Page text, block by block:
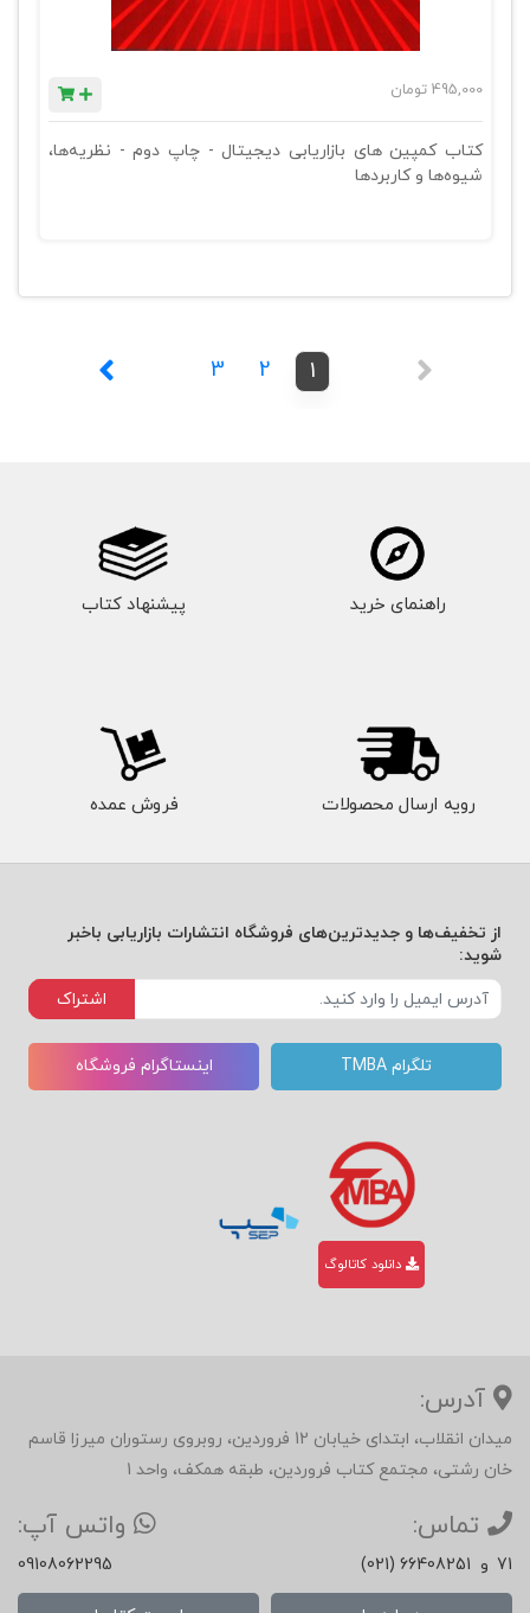
495,000 تومان
کتاب کمپین های بازاریابی دیجیتال - چاپ دوم - نظریه‌ها،
شیوه‌ها و کاربردها
1
2
3
راهنمای خرید پیشنهاد کتاب
رویه ارسال محصولات فروش عمده
از تخفیف‌ها و جدیدترین‌های فروشگاه انتشارات بازاریابی باخبر
شوید:
اشتراک
تلگرام TMBA اینستاگرام فروشگاه
دانلود کاتالوگ
آدرس:
میدان انقلاب، ابتدای خیابان 12 فروردین، روبروی رستوران میرزا قاسم
خان رشتی، مجتمع کتاب فروردین، طبقه همکف، واحد 1
تماس:
(021) 66408251 و 71
واتس آپ:
09108062295